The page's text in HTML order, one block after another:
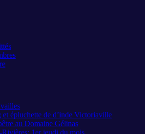
épluchette de d’inde Victoriaville
au Domaine Gélinas
1er jeudi du mois